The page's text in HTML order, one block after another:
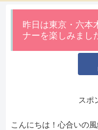
昨日は東京・六本
ナーを楽しみまし
スポ
こんにちは！心合いの